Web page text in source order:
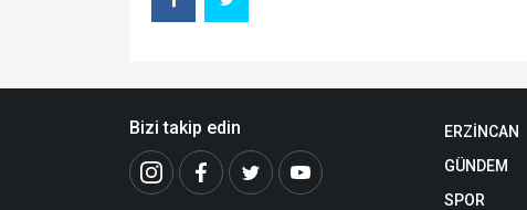
Bizi takip edin
ERZİNCAN
GÜNDEM
SPOR